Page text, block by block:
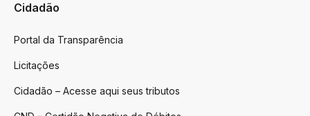
Cidadão
Portal da Transparência
Licitações
Cidadão – Acesse aqui seus tributos